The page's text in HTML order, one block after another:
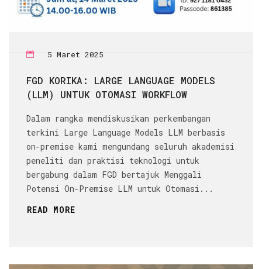
5 Maret 2025
FGD KORIKA: LARGE LANGUAGE MODELS
(LLM) UNTUK OTOMASI WORKFLOW
Dalam rangka mendiskusikan perkembangan
terkini Large Language Models LLM berbasis
on-premise kami mengundang seluruh akademisi
peneliti dan praktisi teknologi untuk
bergabung dalam FGD bertajuk Menggali
Potensi On-Premise LLM untuk Otomasi...
READ MORE